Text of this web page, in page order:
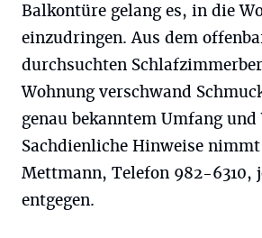
Balkontüre gelang es, in die
einzudringen. Aus dem
durchsuchten
Wohnung verschwand
genau bekanntem Umfang und
Sachdienliche Hinweise
Mettmann, Telefon 982-6310,
entgegen.